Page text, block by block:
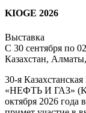
KIOGE 2026
Выставка
С 30 сентября по
Казахстан,
30-я
«НЕФТЬ И ГАЗ»
октября 2026